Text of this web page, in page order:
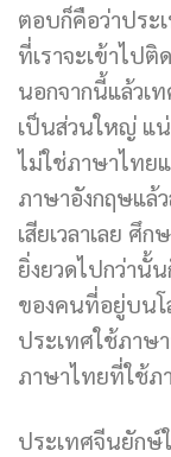
ตอบก็คือว่าประ
ที่เราจะเข้าไปติ
นอกจากนี้แล้วเ
เป็นส่วนใหญ่ แ
ไม่ใช่ภาษาไทย
ภาษาอังกฤษแล้
เสียเวลาเลย ศึ
ยิ่งยวดไปกว่านั้
ของคนที่อยู่บนโ
ประเทศใช้ภาษ
ภาษาไทยที่ใช้ภ
ประเทศจีนยักษ์